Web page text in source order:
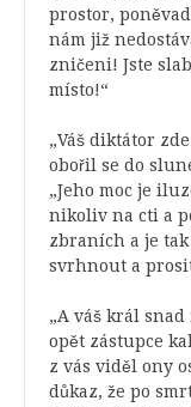
prostor,
nám již
zničeni! Jste
místo!“
„Váš diktátor
obořil se do
„Jeho moc je
nikoliv na cti a
zbraních a je
svrhnout a
„A váš král
opět zástupce
z vás viděl ony
důkaz, že po